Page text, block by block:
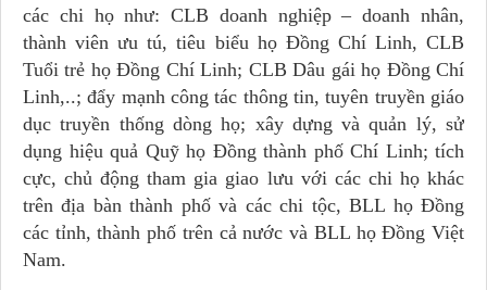
các chi họ như: CLB doanh nghiệp – doanh nhân,
thành viên ưu tú, tiêu biểu họ Đồng Chí Linh, CLB
Tuổi trẻ họ Đồng Chí Linh; CLB Dâu gái họ Đồng Chí
Linh,..; đẩy mạnh công tác thông tin, tuyên truyền giáo
dục truyền thống dòng họ; xây dựng và quản lý, sử
dụng hiệu quả Quỹ họ Đồng thành phố Chí Linh; tích
cực, chủ động tham gia giao lưu với các chi họ khác
trên địa bàn thành phố và các chi tộc, BLL họ Đồng
các tỉnh, thành phố trên cả nước và BLL họ Đồng Việt
Nam.